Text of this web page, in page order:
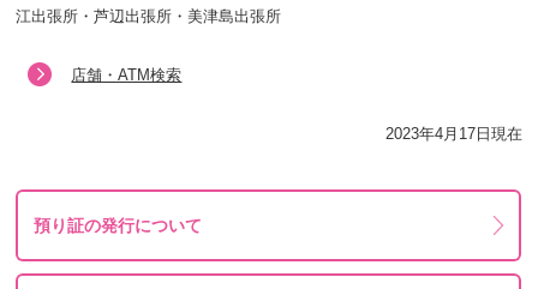
江出張所・芦辺出張所・美津島出張所
店舗・ATM検索
2023年4月17日現在
預り証の発行について